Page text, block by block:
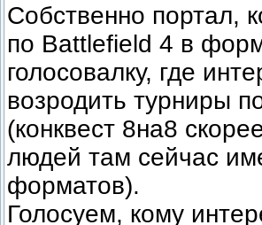
Собственно портал,
по Battlefield 4 в
голосовалку, где
возродить турниры
(конквест 8на8
людей там сейчас
форматов).
Голосуем, кому